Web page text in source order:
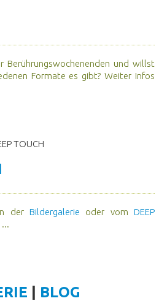
Berührungswochenenden und willst
Formate es gibt? Weiter Infos
der Bildergalerie oder vom DEEP
BLOG